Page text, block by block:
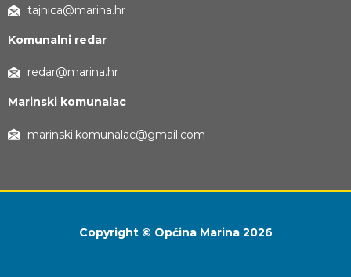
tajnica@marina.hr
Komunalni redar
redar@marina.hr
Marinski komunalac
marinski.komunalac@gmail.com
Copyright © Općina Marina 2026